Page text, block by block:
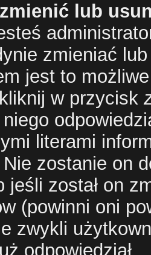
lub
zmieniać
jest to
w przycisk
literami
zostanie on
jeśli został on
(powinni oni
zwykli
odpowiedział.